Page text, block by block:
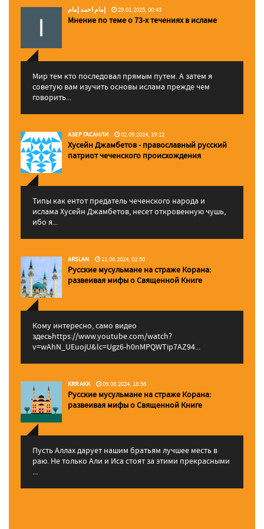
إمام احمد إمام 29.01.2025, 00:43
Мнение по теме о 73-х течениях в исламе
Мир тем кто последовал прямым путем. А затем я
советую вам изучить основы ислама прежде чем
говорить...
АЗЕР ГАСАНЛИ 02.09.2024, 19:12
Хусейн Джамбетов - православный русский
патриот чеченского происхождения
Типы как ентот предатель чеченского народа и
ислама Хусейн Джамбетов, несет откровенную чушь,
ибо я...
ARSLAN 11.06.2024, 02:50
Русские мусульмане на страже Корана:
pазвеивая мифы о Священной Книге
Кому интересно, само видео
здесьhttps://www.youtube.com/watch?
v=wAhN_UEuojU&lc=Ugz6-h0nMPQWTip7AZ94...
KRR AKK 09.06.2024, 18:56
Русские мусульмане на страже Корана:
pазвеивая мифы о Священной Книге
Пусть Аллах дарует нашим братьям лучшее месть в
раю. Не только Али и Иса стоят за этими прекрасными